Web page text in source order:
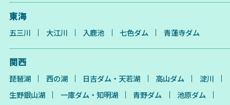
東海
五三川 大江川 入鹿池 七色ダム 青蓮寺ダム
関西
琵琶湖 西の湖 日吉ダム・天若湖 高山ダム
淀川
生野銀山湖
一庫ダム・知明湖 青野ダム
池原ダム